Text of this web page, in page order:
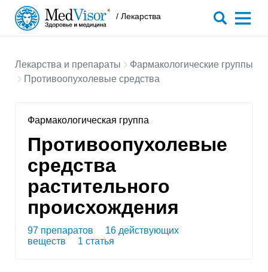
/ Лекарства
Лекарства и препараты
Фармакологические группы
Противоопухолевые средства
Фармакологическая группа
Противоопухолевые
средства
растительного
происхождения
97 препаратов
16 действующих
веществ
1 статья